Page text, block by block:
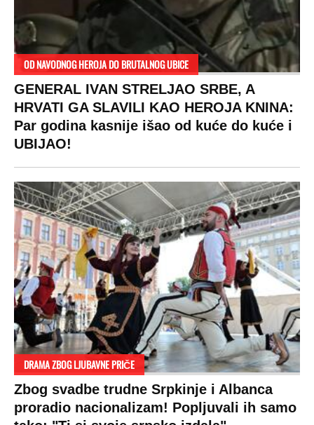
OD NAVODNOG HEROJA DO BRUTALNOG UBICE
GENERAL IVAN STRELJAO SRBE, A
HRVATI GA SLAVILI KAO HEROJA KNINA:
Par godina kasnije išao od kuće do kuće i
UBIJAO!
DRAMA ZBOG LJUBAVNE PRIČE
Zbog svadbe trudne Srpkinje i Albanca
proradio nacionalizam! Popljuvali ih samo